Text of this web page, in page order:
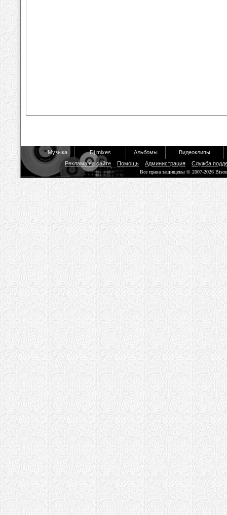
Музыка Dj mixes Альбомы
Видеоклипы
Реклама на сайте
Помощь Администрация Служба
Все права защищены © 2007-2026